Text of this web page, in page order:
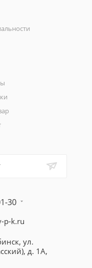
30
p-k.ru
ул.
д. 1А,